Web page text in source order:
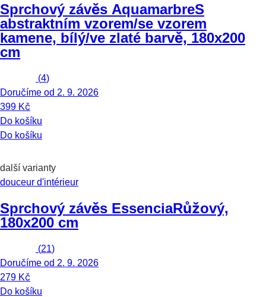
Sprchový závěs AquamarbreS
abstraktním vzorem/se vzorem
kamene, bílý/ve zlaté barvě, 180x200
cm
(4)
Doručíme od 2. 9. 2026
399 Kč
Do košíku
Do košíku
další varianty
douceur d'intérieur
Sprchový závěs EssenciaRůžový,
180x200 cm
(21)
Doručíme od 2. 9. 2026
279 Kč
Do košíku